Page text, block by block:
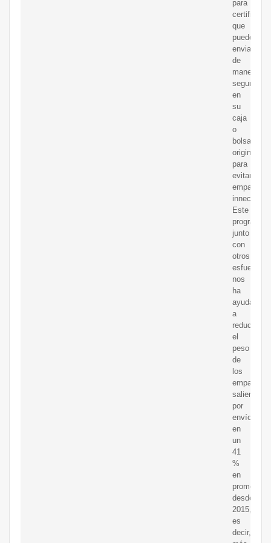
para
certificar
que
puede
enviarse
de
manera
segura
en
su
caja
o
bolsa
original
para
evitar
empaques
Este
programa,
junto
con
otros
esfuerzos,
nos
ha
ayudado
a
reducir
el
peso
de
los
empaques
salientes
por
envío
en
un
41
%
en
promedio
desde
2015,
es
decir,